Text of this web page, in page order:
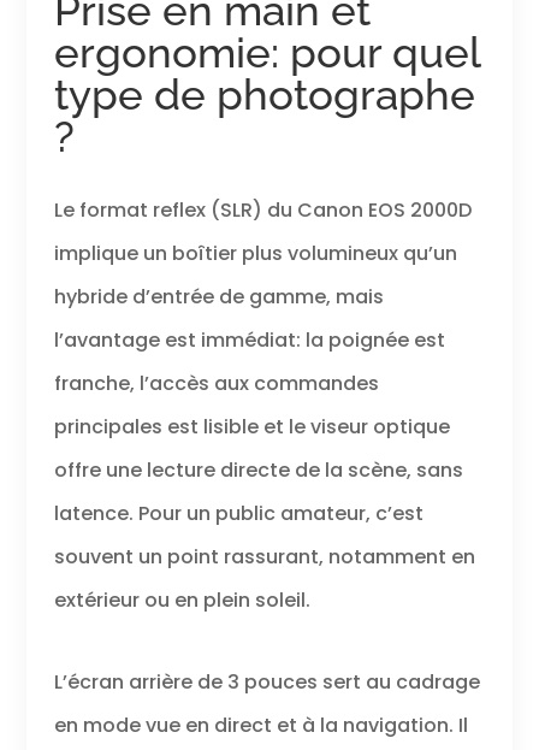
automatique
offre - et pour
une finition
unique, il existe
de nombreux
déclenchez
sujet â€“ la
automatique
des motifs
garantit des
résultats de
supérieure
moments
spontanés â€“
dans des vidéos
Full HD créatives
vidéo des points
Enregistrez en
grce à la mise au
Prise en main et
ergonomie: pour quel
type de photographe
?
Le format reflex (SLR) du Canon EOS 2000D
implique un boîtier plus volumineux qu’un
hybride d’entrée de gamme, mais
l’avantage est immédiat: la poignée est
franche, l’accès aux commandes
principales est lisible et le viseur optique
offre une lecture directe de la scène, sans
latence. Pour un public amateur, c’est
souvent un point rassurant, notamment en
extérieur ou en plein soleil.
L’écran arrière de 3 pouces sert au cadrage
en mode vue en direct et à la navigation. Il